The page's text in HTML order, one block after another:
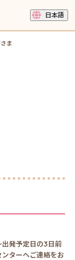
日本語
ま
発予定日の3日前
ターへご連絡をお